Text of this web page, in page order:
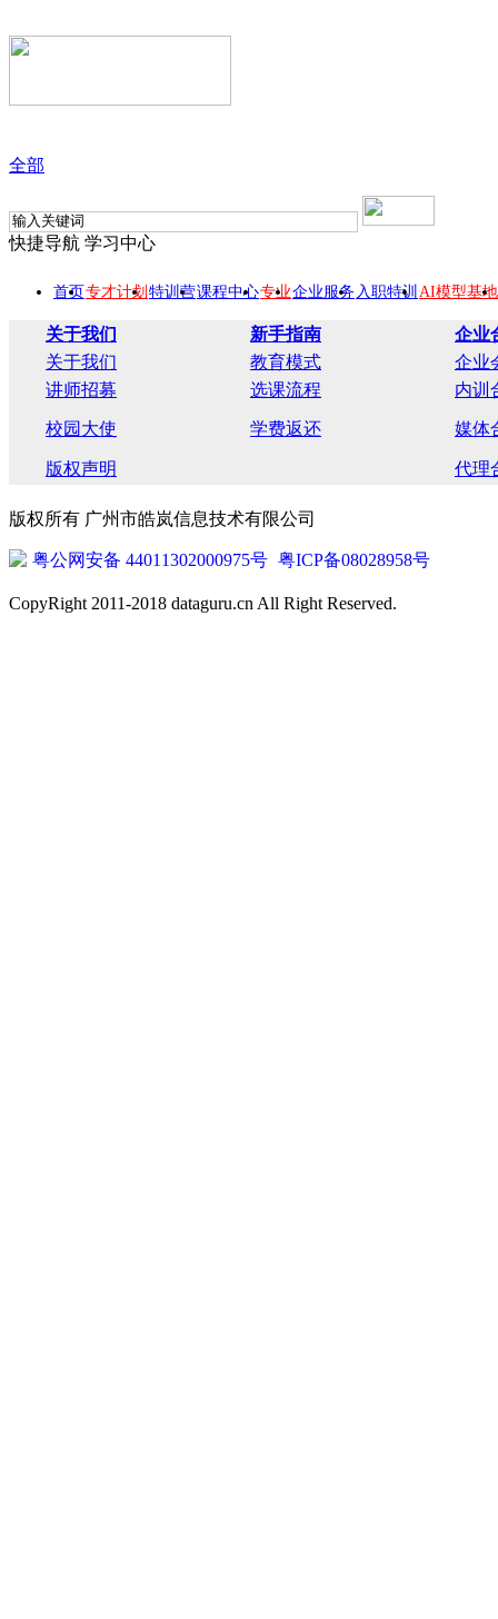
全部
快捷导航 学习中心
首页专才计划 特训营课程中心专业企业服务 入职特训 AI模型基地
关于我们 新手指南
企业
关于我们
教育模式
企业
讲师招募
选课流程 内训
校园大使 学费返还 媒体
版权声明 代理
版权所有 广州市皓岚信息技术有限公司
粤公网安备 44011302000975号 粤ICP备08028958号
CopyRight 2011-2018 dataguru.cn All Right Reserved.